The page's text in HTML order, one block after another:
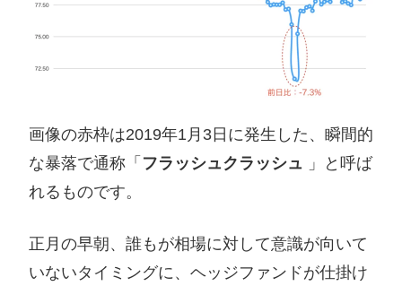
画像の赤枠は2019年1月3日に発生した、瞬間的
な暴落で通称「 フラッシュクラッシュ 」と呼ば
れるものです。
正月の早朝、誰もが相場に対して意識が向いて
いないタイミングに、ヘッジファンドが仕掛け